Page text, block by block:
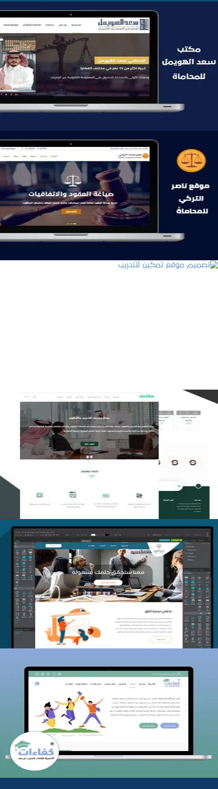
موقع سعد الهويمل للمحاماة
التفاصيل
موقع ناصر التركي للمحاماة
التفاصيل
تصميم منصة معتمد للتدريب
التفاصيل
منصة أفق للتدريب
التفاصيل
كفاءات للتدريب
التفاصيل